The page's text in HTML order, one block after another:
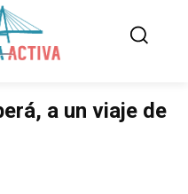
a un viaje de